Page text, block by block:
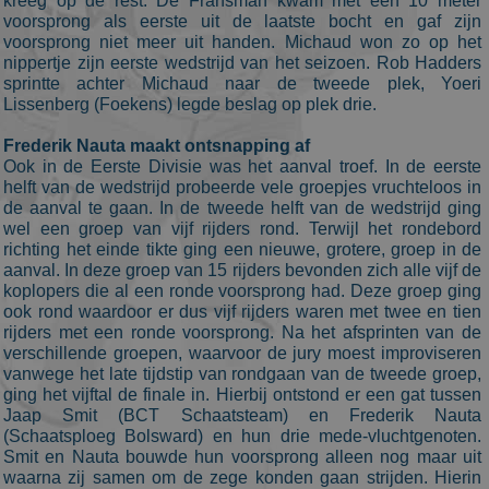
voorsprong als eerste uit de laatste bocht en gaf zijn
voorsprong niet meer uit handen. Michaud won zo op het
nippertje zijn eerste wedstrijd van het seizoen. Rob Hadders
sprintte achter Michaud naar de tweede plek, Yoeri
Lissenberg (Foekens) legde beslag op plek drie.
Frederik Nauta maakt ontsnapping af
Ook in de Eerste Divisie was het aanval troef. In de eerste
helft van de wedstrijd probeerde vele groepjes vruchteloos in
de aanval te gaan. In de tweede helft van de wedstrijd ging
wel een groep van vijf rijders rond. Terwijl het rondebord
richting het einde tikte ging een nieuwe, grotere, groep in de
aanval. In deze groep van 15 rijders bevonden zich alle vijf de
koplopers die al een ronde voorsprong had. Deze groep ging
ook rond waardoor er dus vijf rijders waren met twee en tien
rijders met een ronde voorsprong. Na het afsprinten van de
verschillende groepen, waarvoor de jury moest improviseren
vanwege het late tijdstip van rondgaan van de tweede groep,
ging het vijftal de finale in. Hierbij ontstond er een gat tussen
Jaap Smit (BCT Schaatsteam) en Frederik Nauta
(Schaatsploeg Bolsward) en hun drie mede-vluchtgenoten.
Smit en Nauta bouwde hun voorsprong alleen nog maar uit
waarna zij samen om de zege konden gaan strijden. Hierin
Naam
Aanbieder/
Domein
Vervaldatum
_ga
Google LLC
.schaatspeloton.nl
1 jaar 1
maand
This cookie
name is
which is a
significant
update to
Google's
more
commonly
used
analytics
service. This
cookie is
to
distinguish
unique users
by assigning
a randomly
generated
number as a
client
identifier. It
is included in
each page